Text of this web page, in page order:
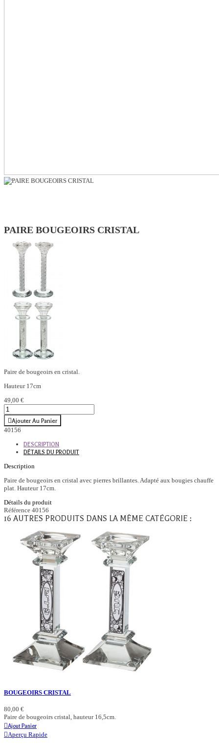
PAIRE BOUGEOIRS CRISTAL
Paire de bougeoirs en cristal.
Hauteur 17cm
49,00 €
Ajouter Au Panier
40156
DESCRIPTION
DÉTAILS DU PRODUIT
Description
Paire de bougeoirs en cristal avec pierres brillantes. Adapté aux bougies chauffe
plat. Hauteur 17cm.
Détails du produit
Référence 40156
16 AUTRES PRODUITS DANS LA MÊME CATÉGORIE :
BOUGEOIRS CRISTAL
80,00 €
Paire de bougeoirs cristal, hauteur 16,5cm.
Ajout Panier
Aperçu Rapide